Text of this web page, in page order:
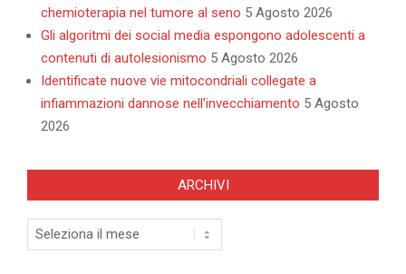
chemioterapia nel tumore al seno 5 Agosto 2026
Gli algoritmi dei social media espongono adolescenti a
contenuti di autolesionismo 5 Agosto 2026
Identificate nuove vie mitocondriali collegate a
infiammazioni dannose nell’invecchiamento 5 Agosto
2026
ARCHIVI
Archivi